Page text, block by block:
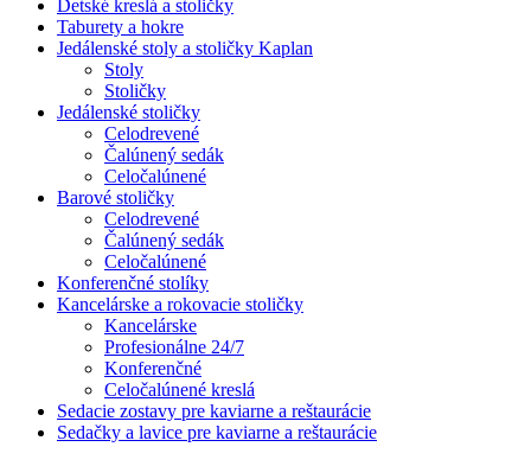
Detské kreslá a stoličky
Taburety a hokre
Jedálenské stoly a stoličky Kaplan
Stoly
Stoličky
Jedálenské stoličky
Celodrevené
Čalúnený sedák
Celočalúnené
Barové stoličky
Celodrevené
Čalúnený sedák
Celočalúnené
Konferenčné stolíky
Kancelárske a rokovacie stoličky
Kancelárske
Profesionálne 24/7
Konferenčné
Celočalúnené kreslá
Sedacie zostavy pre kaviarne a reštaurácie
Sedačky a lavice pre kaviarne a reštaurácie